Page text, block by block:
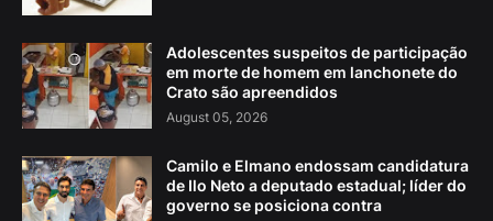
Adolescentes suspeitos de participação
em morte de homem em lanchonete do
Crato são apreendidos
August 05, 2026
Camilo e Elmano endossam candidatura
de Ilo Neto a deputado estadual; líder do
governo se posiciona contra